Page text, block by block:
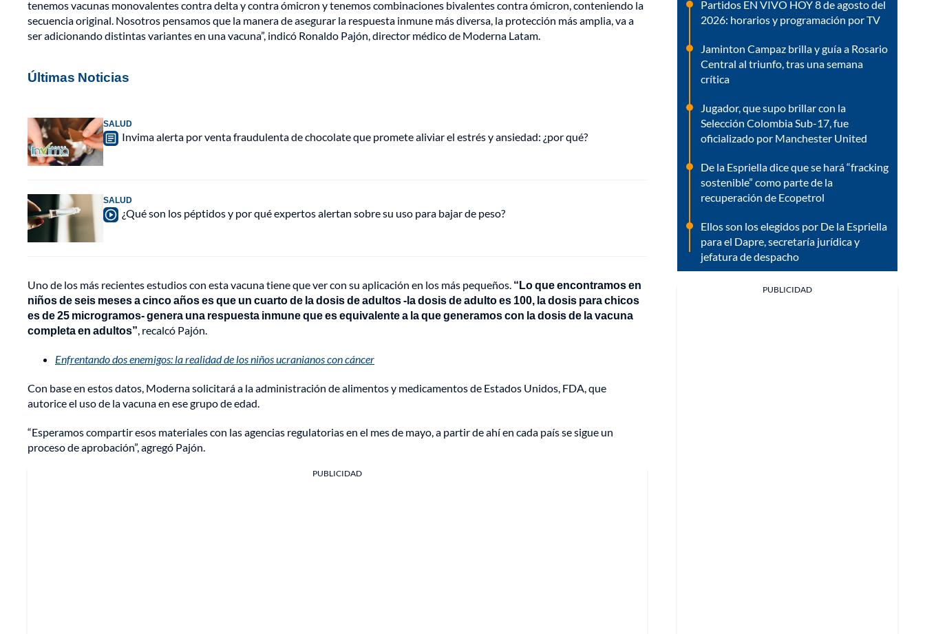
tenemos vacunas monovalentes contra delta y contra ómicron y tenemos combinaciones bivalentes contra ómicron, conteniendo la
secuencia original. Nosotros pensamos que la manera de asegurar la respuesta inmune más diversa, la protección más amplia, va a
ser adicionando distintas variantes en una vacuna”, indicó Ronaldo Pajón, director médico de Moderna Latam.
Últimas Noticias
SALUD
Invima alerta por venta fraudulenta de chocolate que promete aliviar el estrés y ansiedad: ¿por qué?
SALUD
¿Qué son los péptidos y por qué expertos alertan sobre su uso para bajar de peso?
Uno de los más recientes estudios con esta vacuna tiene que ver con su aplicación en los más pequeños. “Lo que encontramos en
niños de seis meses a cinco años es que un cuarto de la dosis de adultos -la dosis de adulto es 100, la dosis para chicos
es de 25 microgramos- genera una respuesta inmune que es equivalente a la que generamos con la dosis de la vacuna
completa en adultos”, recalcó Pajón.
Enfrentando dos enemigos: la realidad de los niños ucranianos con cáncer
Con base en estos datos, Moderna solicitará a la administración de alimentos y medicamentos de Estados Unidos, FDA, que
autorice el uso de la vacuna en ese grupo de edad.
“Esperamos compartir esos materiales con las agencias regulatorias en el mes de mayo, a partir de ahí en cada país se sigue un
proceso de aprobación”, agregó Pajón.
PUBLICIDAD
Partidos EN VIVO HOY 8 de agosto del
2026: horarios y programación por TV
Jaminton Campaz brilla y guía a Rosario
Central al triunfo, tras una semana
crítica
Jugador, que supo brillar con la
Selección Colombia Sub-17, fue
oficializado por Manchester United
De la Espriella dice que se hará “fracking
sostenible” como parte de la
recuperación de Ecopetrol
Ellos son los elegidos por De la Espriella
para el Dapre, secretaría jurídica y
jefatura de despacho
PUBLICIDAD